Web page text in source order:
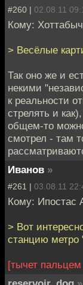
#260 | 02.08.11
Кому:
> Весёлые
Так оно же и
некими
к реальности
стрелять и
общем-то
смотрел - там
Иванов »
#261 | 03.08.11
Кому: Ипостас
> Вот
станцию метро
[тычет